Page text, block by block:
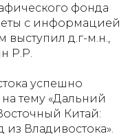
фонда
с информацией
д.г-м.н.,
Р.Р.
успешно
тему «Дальний
Китай:
Владивостока».